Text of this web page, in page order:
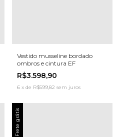
Vestido musseline bordado
ombros e cintura EF
R$3.598,90
6 x de R$599,82 sem juros
Frete grátis